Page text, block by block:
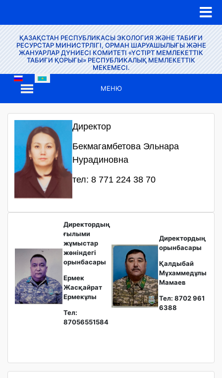
ҚАЗАҚСТАН РЕСПУБЛИКАСЫ ЭКОЛОГИЯ ЖӘНЕ ТАБИҒИ
РЕСУРСТАР МИНИСТРЛІГІ, ОРМАН ШАРУАШЫЛЫҒЫ ЖӘНЕ
ЖАНУАРЛАР ДҮНИЕСІ КОМИТЕТІ «ҮСТІРТ МЕМЛЕКЕТТІК
ТАБИҒИ ҚОРЫҒЫ» РЕСПУБЛИКАЛЫҚ МЕМЛЕКЕТТІК
МЕКЕМЕСІ.
МЕНЮ
Директор
Бекмагамбетова Эльнара
Нурадиновна
тел: 8 771 224 38 70
Директордың
ғылыми
жұмыстар
жөніндегі
орынбасары
Ермек
Жасқайрат
Ермекұлы
Тел:
87056551584
Директордың
орынбасары
Қалдыбай
Мұхаммедұлы
Мамаев
Тел: 8702 961
6388